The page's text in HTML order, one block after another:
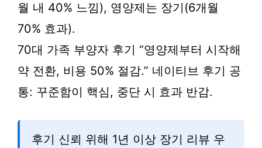
월 내 40% 느낌), 영양제는 장기(6개월
70% 효과).
70대 가족 부양자 후기 “영양제부터 시작해
약 전환, 비용 50% 절감.” 네이티브 후기 공
통: 꾸준함이 핵심, 중단 시 효과 반감.
후기 신뢰 위해 1년 이상 장기 리뷰 우